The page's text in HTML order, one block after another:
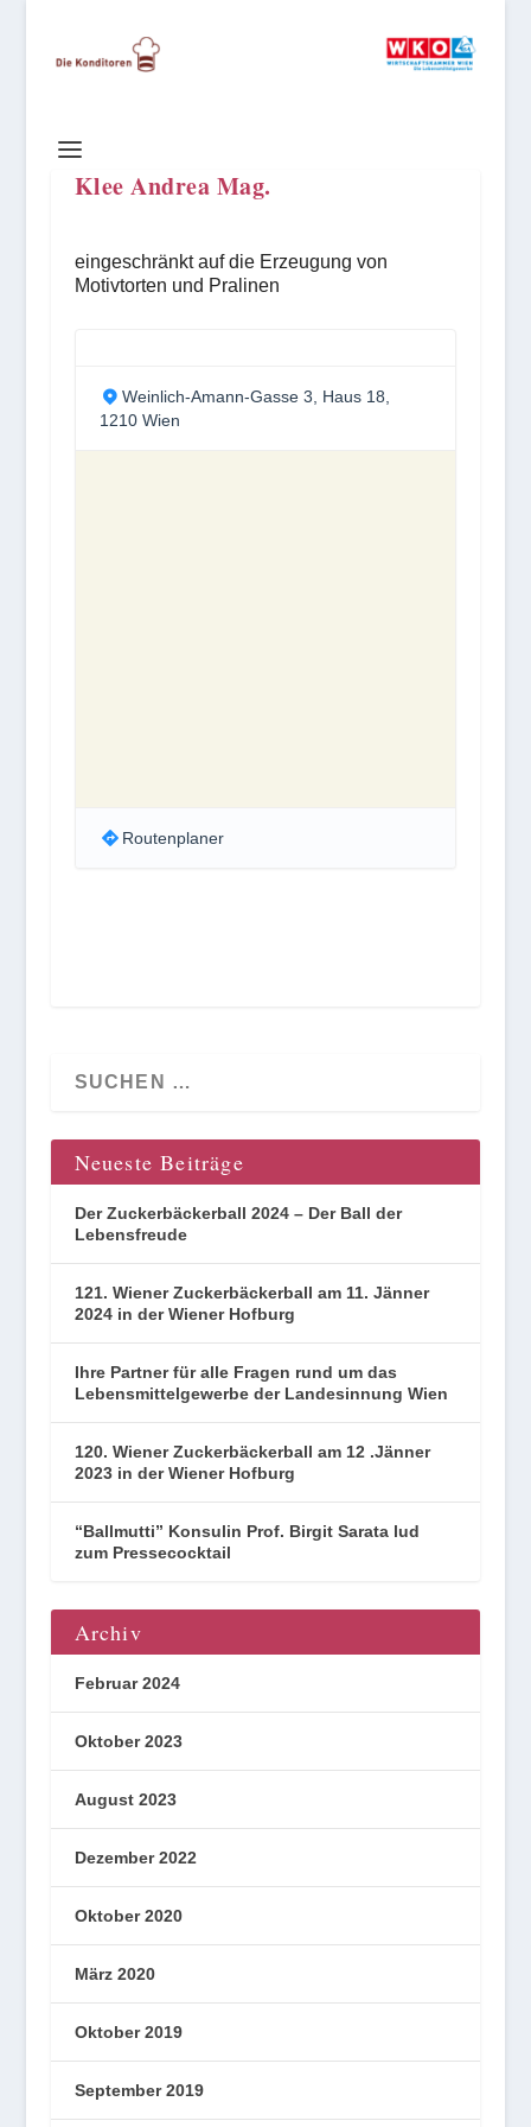
Klee Andrea Mag.
eingeschränkt auf die Erzeugung von
Motivtorten und Pralinen
Weinlich-Amann-Gasse 3, Haus 18,
1210 Wien
Routenplaner
Neueste Beiträge
Der Zuckerbäckerball 2024 – Der Ball der
Lebensfreude
121. Wiener Zuckerbäckerball am 11. Jänner
2024 in der Wiener Hofburg
Ihre Partner für alle Fragen rund um das
Lebensmittelgewerbe der Landesinnung Wien
120. Wiener Zuckerbäckerball am 12 .Jänner
2023 in der Wiener Hofburg
“Ballmutti” Konsulin Prof. Birgit Sarata lud
zum Pressecocktail
Archiv
Februar 2024
Oktober 2023
August 2023
Dezember 2022
Oktober 2020
März 2020
Oktober 2019
September 2019